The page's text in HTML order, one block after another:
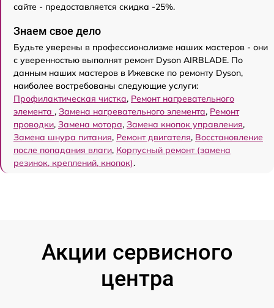
сайте - предоставляется скидка -25%.
Знаем свое дело
Будьте уверены в профессионализме наших мастеров - они
с уверенностью выполнят ремонт Dyson AIRBLADE. По
данным наших мастеров в Ижевске по ремонту Dyson,
наиболее востребованы следующие услуги:
Профилактическая чистка, Ремонт нагревательного
элемента , Замена нагревательного элемента, Ремонт
проводки, Замена мотора, Замена кнопок управления,
Замена шнура питания, Ремонт двигателя, Восстановление
после попадания влаги, Корпусный ремонт (замена
резинок, креплений, кнопок).
Акции сервисного
центра